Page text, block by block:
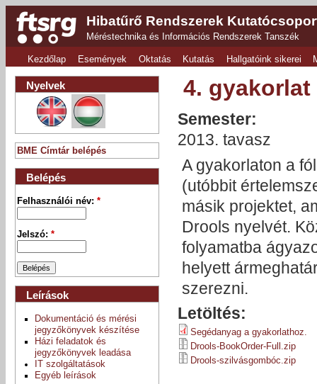
Hibatűrő Rendszerek
Méréstechnika és Információs Rendszerek Tanszék
Kezdőlap Események Oktatás Kutatás Hallgatóink sikerei
4.
Semester:
2013. tavasz
A gyakorlaton a
(utóbbit
másik projektet,
Drools nyelvét.
folyamatba
helyett
szerezni.
Letöltés:
Segédanyag a gyakorlathoz.
Drools-BookOrder-Full.zip
Drools-szilvásgombóc.zip
Nyelvek
BME Címtár belépés
Belépés
Felhasználói név:*
Jelszó:*
Leírások
Dokumentáció és mérési
jegyzőkönyvek készítése
Házi feladatok és
jegyzőkönyvek leadása
IT szolgáltatások
Egyéb leírások